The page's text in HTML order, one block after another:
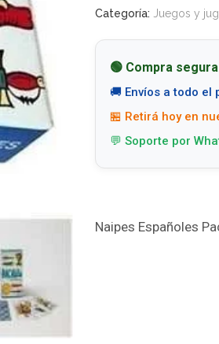
Categoría: Juegos y
🟢 Compra segura
🚚 Envíos a todo el
🏪 Retirá hoy en
💬 Soporte por
Naipes Españoles